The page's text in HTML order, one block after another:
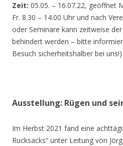
Zeit: 05.05. – 16.07.22, geöffnet
Fr. 8.30 – 14.00 Uhr und nach
oder Seminare kann zeitweise
behindert werden – bitte
Besuch sicherheitshalber bei uns!)
Ausstellung: Rügen und
Im Herbst 2021 fand eine
Rucksacks“ unter Leitung von